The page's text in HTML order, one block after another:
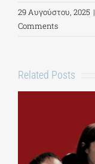
29 Αυγούστου, 2025 |
Comments
Related Posts